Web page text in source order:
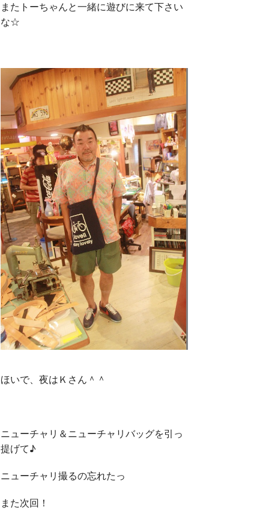
またトーちゃんと一緒に遊びに来て下さい
な☆
ほいで、夜はＫさん＾＾
ニューチャリ＆ニューチャリバッグを引っ
提げて♪
ニューチャリ撮るの忘れたっ
また次回！